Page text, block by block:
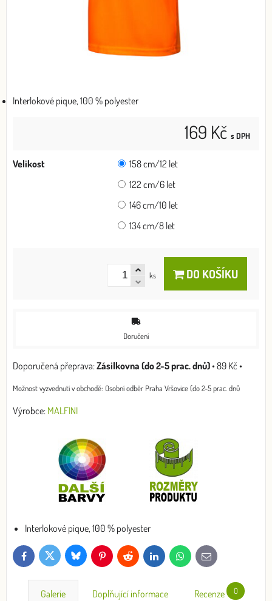
Interlokové pique, 100 % polyester
169 Kč s DPH
Velikost
158 cm/12 let
122 cm/6 let
146 cm/10 let
134 cm/8 let
ks DO KOŠÍKU
Doručení
Zásilkovna (do 2-5 prac. dnů)•89 Kč •
Osobní odběr Praha Vršovice (do 2-5 prac. dnů
Výrobce: MALFINI
Interlokové pique, 100 % polyester
FacebookTwitter Bluesky PinterestReddit LinkedInWhatsApp
E-
mail
Galerie Doplňující informace Recenze 0